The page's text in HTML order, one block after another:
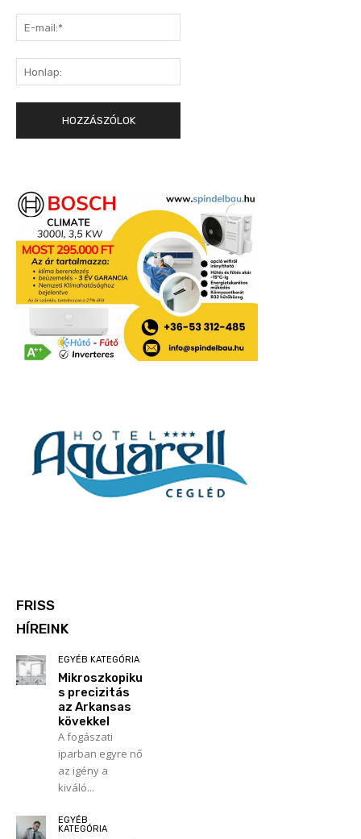
mail:*
FRISS
HÍREINK
EGYÉB KATEGÓRIA
Mikroszkopiku
s precizitás
az Arkansas
kövekkel
A fogászati
iparban egyre nő
az igény a
kiváló...
EGYÉB
KATEGÓRIA